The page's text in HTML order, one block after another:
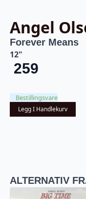
Angel
Forever Means
12"
259
Bestillingsvare
Legg I Handlekurv
ALTERNATIV